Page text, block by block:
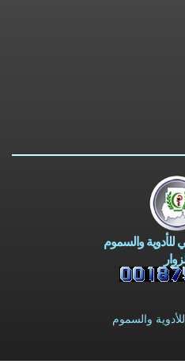
للأدوية والسموم
والسموم